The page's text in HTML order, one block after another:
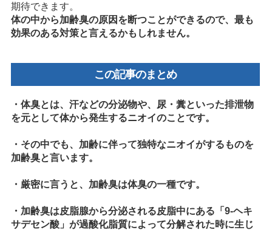
期待できます。
体の中から加齢臭の原因を断つことができるので、最も
効果のある対策と言えるかもしれません。
この記事のまとめ
・体臭とは、汗などの分泌物や、尿・糞といった排泄物
を元として体から発生するニオイのことです。
・その中でも、加齢に伴って独特なニオイがするものを
加齢臭と言います。
・厳密に言うと、加齢臭は体臭の一種です。
・加齢臭は皮脂腺から分泌される皮脂中にある「9-ヘキ
サデセン酸」が過酸化脂質によって分解された時に生じ